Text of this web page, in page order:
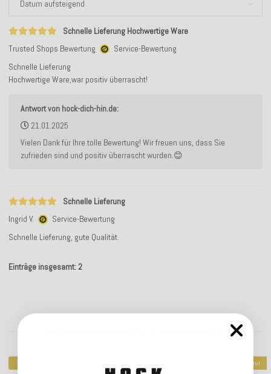
Schnelle Lieferung Hochwertige Ware
Trusted Shops Bewertung
Service-Bewertung
Schnelle Lieferung
Hochwertige Ware,war positiv überrascht!
Antwort von hock-dich-hin.de:
21.01.2025
Vielen Dank für Ihre tolle Bewertung! Wir freuen uns, dass Sie
zufrieden sind und positiv überrascht wurden.😊
Schnelle Lieferung
Ingrid V.
Service-Bewertung
Schnelle Lieferung, gute Qualität.
Einträge insgesamt: 2
Top bewertet Top bewertet